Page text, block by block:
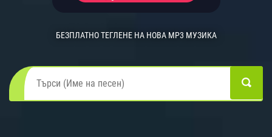
БЕЗПЛАТНО ТЕГЛЕНЕ НА НОВА MP3 МУЗИКА